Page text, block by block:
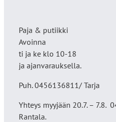
Paja & putiikki
Avoinna
ti ja ke klo 10-18
ja ajanvarauksella.
Puh. 0456136811/ Tarja
Yhteys myyjään 20.7. – 7.8.
Rantala.